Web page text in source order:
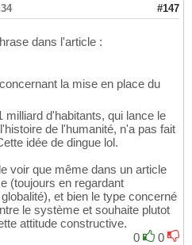
#147
dans l'article :
la mise en place du
d'habitants, qui lance le
de l'humanité, n'a pas fait
idée de dingue lol.
voir que même dans un article
(toujours en regardant
et bien le type concerné
le système et souhaite plutot
attitude constructive.
0
0